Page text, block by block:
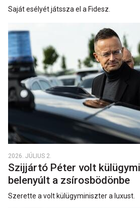
Saját esélyét játssza el a Fidesz.
2026. JÚLIUS 2.
Szijjártó Péter volt
belenyúlt a zsírosbödönbe
Szerette a volt külügyminiszter a luxust.